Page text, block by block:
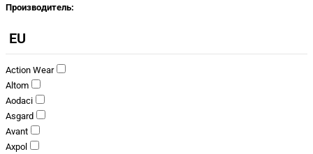
Производитель:
EU
Action Wear
Altom
Aodaci
Asgard
Avant
Axpol